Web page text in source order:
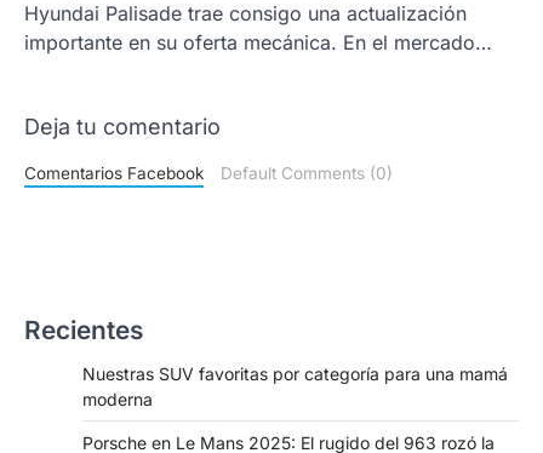
Hyundai Palisade trae consigo una actualización
importante en su oferta mecánica. En el mercado…
Deja tu comentario
Comentarios Facebook Default Comments (0)
Recientes
Nuestras SUV favoritas por categoría para una mamá
moderna
Porsche en Le Mans 2025: El rugido del 963 rozó la